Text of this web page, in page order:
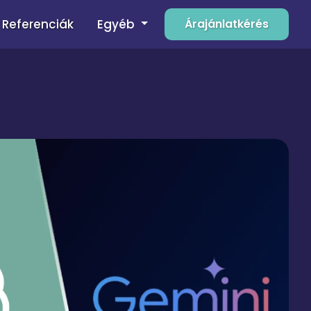
Referenciák Egyéb Árajánlatkérés